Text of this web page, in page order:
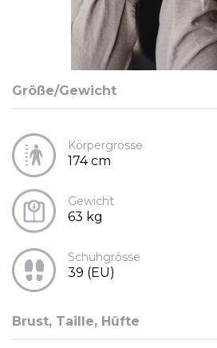
Größe/Gewicht
Körpergrösse
174 cm
Gewicht
63 kg
Schuhgrösse
39 (EU)
Brust, Taille, Hüfte